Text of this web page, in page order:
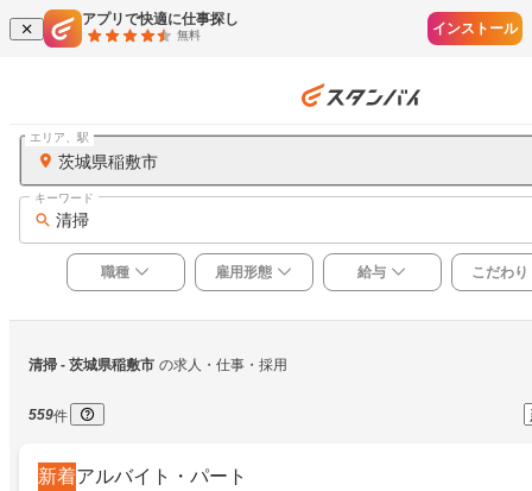
アプリで快適に仕事探し
無料 インストール
茨城県稲敷市
エリア、駅
清掃
キーワード
職種 雇用形態 給与 こだわり
清掃 - 茨城県稲敷市 の求人・仕事・採用
559件
新着アルバイト・パート